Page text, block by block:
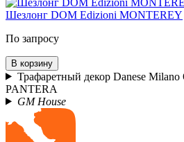
Шезлонг DOM Edizioni MONTEREY
По запросу
В корзину
Трафаретный декор Danese
PANTERA
GM House